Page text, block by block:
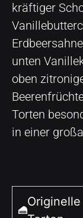
kräftiger
unten
oben
Torten
in einer